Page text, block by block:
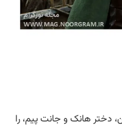
ون داین، دختر هانک و جانت پیم، را